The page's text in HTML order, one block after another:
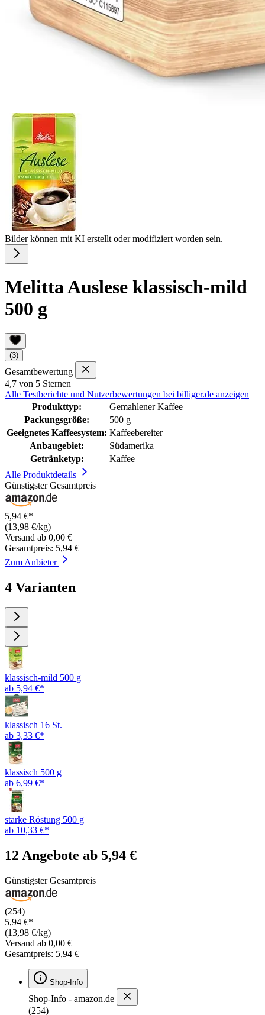
Bilder können mit KI erstellt oder modifiziert worden sein.
Melitta Auslese klassisch-mild
500 g
(3)
Gesamtbewertung
4,7 von 5 Sternen
Alle Testberichte und Nutzerbewertungen bei billiger.de anzeigen
Produkttyp:
Gemahlener Kaffee
Packungsgröße:
500 g
Geeignetes Kaffeesystem: Kaffeebereiter
Anbaugebiet:
Südamerika
Getränketyp:
Kaffee
Alle Produktdetails
Günstigster Gesamtpreis
5,94 €*
(13,98 €/kg)
Versand ab 0,00 €
Gesamtpreis: 5,94 €
Zum Anbieter
4 Varianten
klassisch-mild 500 g
ab 5,94 €*
klassisch 16 St.
ab 3,33 €*
klassisch 500 g
ab 6,99 €*
starke Röstung 500 g
ab 10,33 €*
12 Angebote ab 5,94 €
Günstigster Gesamtpreis
(254)
5,94 €*
(13,98 €/kg)
Versand ab 0,00 €
Gesamtpreis: 5,94 €
Shop-Info
Shop-Info - amazon.de
(254)